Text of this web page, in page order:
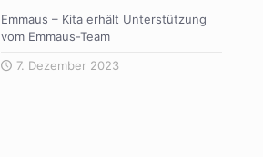
Emmaus – Kita erhält Unterstützung
vom Emmaus-Team
7. Dezember 2023